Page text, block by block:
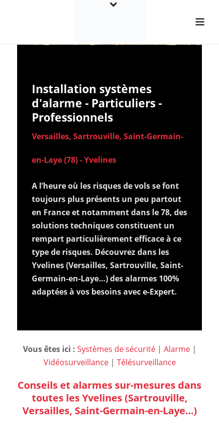
Installation systèmes
d'alarme - Particuliers -
Professionnels
Versailles, Sartrouville, Saint-Germain-
en-Laye (78) - Yvelines
A l’heure où les risques de vols se font
toujours plus présents un peu partout
en France et notamment dans le 78, des
solutions techniques constituent un
rempart particulièrement efficace à ce
type de risques. Découvrez dans les
Yvelines (Versailles, Sartrouville, Saint-
Germain-en-Laye…) des alarmes 100%
adaptées à vos besoins avec e-Expert.
Vous êtes ici : Systèmes de sécurité| Alarme|
Vidéosurveillance| Télésurveillance
Conseils et alarmes sur-mesures dans
toutes les Yvelines (Sartrouville,
Versailles, Saint-Germain-en-Laye…)